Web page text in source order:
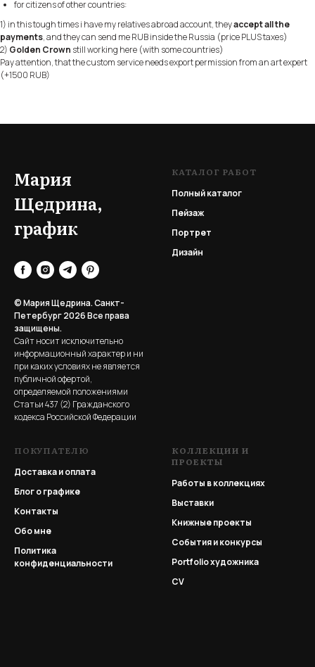
for citizens of other countries:
1) in this tough times i have my relatives abroad account, theyaccept all the
payments, and they can send me RUB inside the Russia (price PLUS taxes)
2) Golden Crown still working here (with some countries)
Pay attention, that the custom service needs export permission from an art expert
(+1500 RUB)
Мария
Щедрина,
график
© Мария Щедрина. Санкт-
Петербург 2026Все права
защищены.
Сайт носит исключительно
информационный характер и ни
при каких условиях не является
публичной офертой,
определяемой положениями
Статьи 437 (2) Гражданского
кодекса Российской Федерации
КАТАЛОГ РАБОТ
Полный каталог
Пейзаж
Портрет
Дизайн
ПОКУПАТЕЛЮ
Доставка и оплата
Блог о графике
Контакты
Обо мне
Политика
конфиденциальности
КОЛЛЕКЦИИ И
ПРОЕКТЫ
Работы в коллекциях
Выставки
Книжные проекты
События и конкурсы
Portfolioхудожника
CV